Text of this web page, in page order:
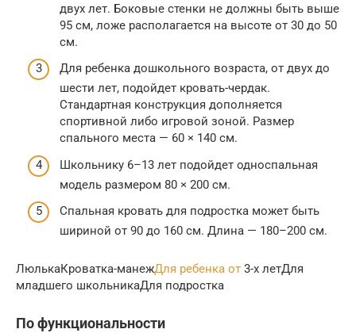
двух лет. Боковые стенки не должны быть выше
95 см, ложе располагается на высоте от 30 до 50
см.
Для ребенка дошкольного возраста, от двух до
шести лет, подойдет кровать-чердак.
Стандартная конструкция дополняется
спортивной либо игровой зоной. Размер
спального места — 60 × 140 см.
Школьнику 6–13 лет подойдет односпальная
модель размером 80 × 200 см.
Спальная кровать для подростка может быть
шириной от 90 до 160 см. Длина — 180–200 см.
ЛюлькаКроватка-манежДля ребенка от 3-х летДля
младшего школьникаДля подростка
По функциональности